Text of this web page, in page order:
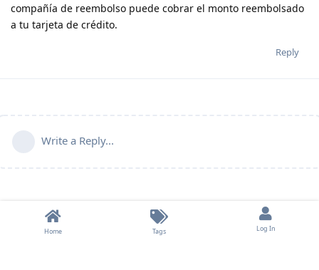
compañía de reembolso puede cobrar el monto reembolsado
a tu tarjeta de crédito.
Reply
Write a Reply...
Home Tags Log In